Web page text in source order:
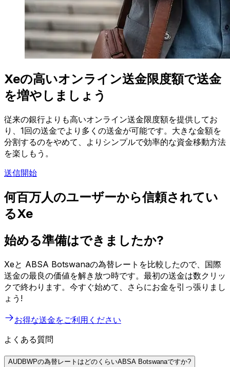
Xeの高いオンライン送金限度額で送金
を増やしましょう
従来の銀行よりも高いオンライン送金限度額を提供してお
り、1回の送金でより多くの送金が可能です。大きな金額を
分割するのをやめて、よりシンプルで効率的な資金移動方法
を楽しもう。
送信開始
何百万人のユーザーから信頼されてい
るXe
始める準備はできましたか?
Xeと ABSA Botswanaの為替レートを比較したので、国際
送金の最良の価値を解き放つ時です。最初の送金は数クリッ
クで終わります。今すぐ始めて、さらにお金を引っ張りまし
ょう!
お得な送金をご利用ください
よくある質問
AUDBWPの為替レートはどのくらいABSA Botswanaですか?